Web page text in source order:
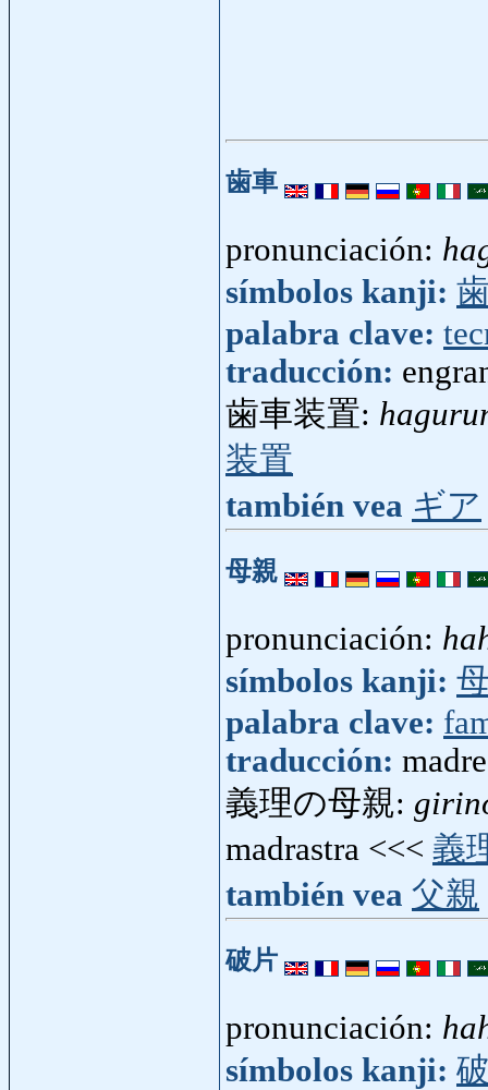
歯車
pronunciación:
símbolos kanji:
palabra clave:
traducción:
歯車装置:
装置
también vea ギア
母親
pronunciación:
símbolos kanji:
palabra clave:
traducción: madre
義理の母親:
madrastra <<< 義
también vea 父親
破片
pronunciación:
símbolos kanji: